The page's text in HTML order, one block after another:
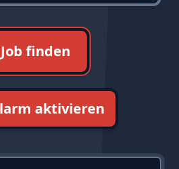
Job finden
aktivieren